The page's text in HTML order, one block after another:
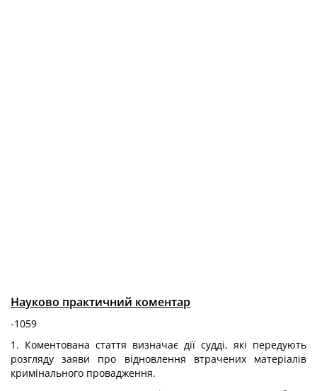
Науково практичний коментар
-1059
1. Коментована стаття визначає дії судді, які передують
розгляду заяви про відновлення втрачених матеріалів
кримінального провадження.